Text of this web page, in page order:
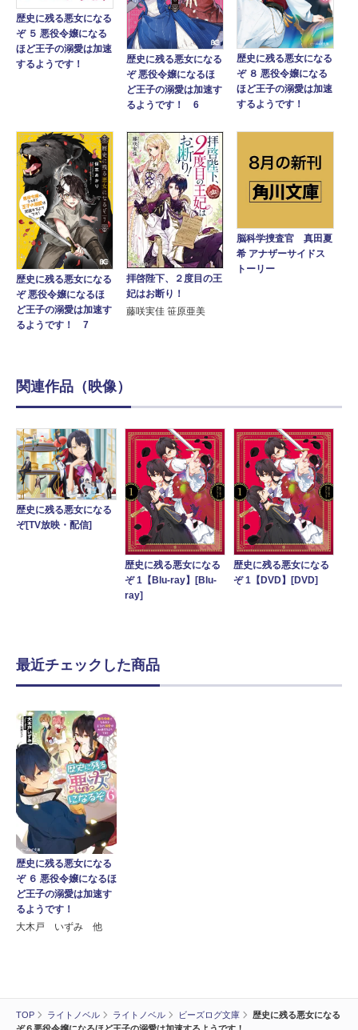
TOP ライトノベル ライトノベル ビーズログ文庫
歴史に残る悪女になる
歴史に残る悪女になる
ぞ ５ 悪役令嬢になる
ほど王子の溺愛は加速
するようです！
歴史に残る悪女になる
ぞ 悪役令嬢になるほ
ど王子の溺愛は加速す
るようです！ 6
歴史に残る悪女になる
ぞ ８ 悪役令嬢になる
ほど王子の溺愛は加速
するようです！
歴史に残る悪女になる
ぞ 悪役令嬢になるほ
ど王子の溺愛は加速す
るようです！ 7
拝啓陛下、２度目の王
妃はお断り！
藤咲実佳 笹原亜美
脳科学捜査官 真田夏
希 アナザーサイドス
トーリー
関連作品（映像）
歴史に残る悪女になる
ぞ[TV放映・配信]
歴史に残る悪女になる
ぞ 1【Blu-ray】[Blu-
ray]
歴史に残る悪女になる
ぞ 1【DVD】[DVD]
最近チェックした商品
歴史に残る悪女になる
ぞ ６ 悪役令嬢になるほ
ど王子の溺愛は加速す
るようです！
大木戸 いずみ 他